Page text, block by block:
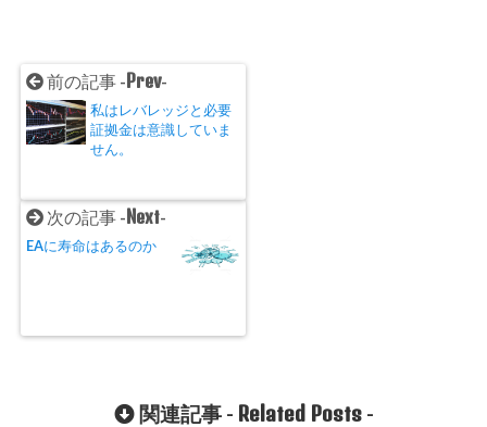
)
前の記事 -Prev-
私はレバレッジと必要
証拠金は意識していま
せん。
次の記事 -Next-
EAに寿命はあるのか
関連記事 - Related Posts-